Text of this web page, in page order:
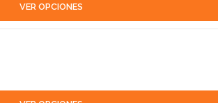
VER OPCIONES